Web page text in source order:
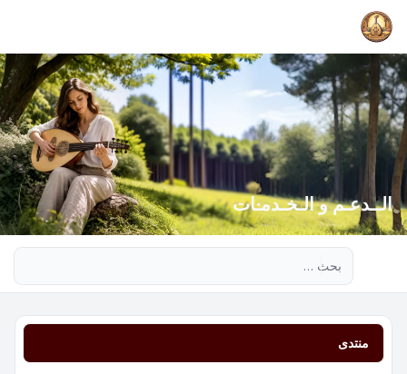
الــدعـم و الـخـدمـات
منتدى